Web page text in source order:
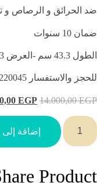
ضد الحرائق و الرصاص و
ضمان 10 سنوات
الطول 43.3 سم -العرض 33.3 سم- العمق 40 سم – الوزن 37 كجم
للحجز والاستفسار 0111220045
14.000,00EGP
EGP
إضافة إلى
Product